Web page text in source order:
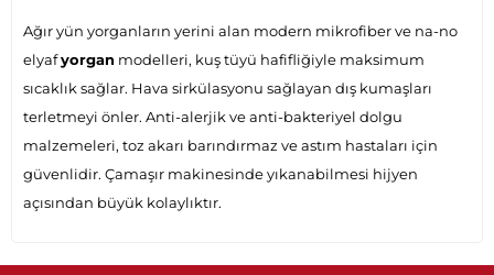
Ağır yün yorganların yerini alan modern mikrofiber ve na-no
elyafyorgan modelleri, kuş tüyü hafifliğiyle maksimum
sıcaklık sağlar. Hava sirkülasyonu sağlayan dış kumaşları
terletmeyi önler. Anti-alerjik ve anti-bakteriyel dolgu
malzemeleri, toz akarı barındırmaz ve astım hastaları için
güvenlidir. Çamaşır makinesinde yıkanabilmesi hijyen
açısından büyük kolaylıktır.